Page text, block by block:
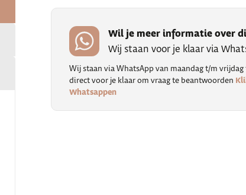
Wil je meer informatie over
Wij staan voor je klaar via
Wij staan via WhatsApp van maandag t/m
direct voor je klaar om vraag te beantwoorden
Whatsappen